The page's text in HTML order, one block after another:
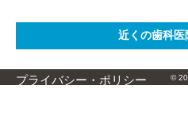
プライバシー・ポリシー ©